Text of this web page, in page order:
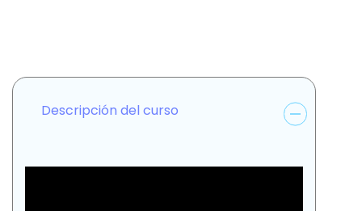
Descripción del curso